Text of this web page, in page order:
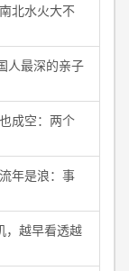
北水火大不
人最深的亲子
成空：两个
年是浪：事
，越早看透越